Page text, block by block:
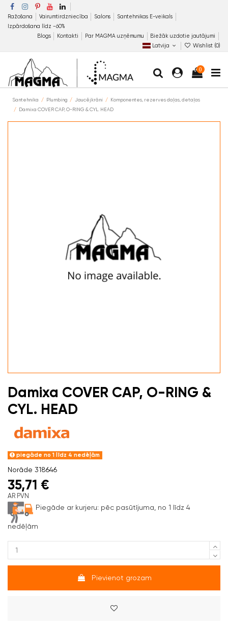
Ražošana Vairumtirdzniecība Salons
Santehnikas E-veikals
Izpārdošana līdz −60%
Blogs
Kontakti Par MAGMA uzņēmumu
Biežāk uzdotie jautājumi
Latvija
Wishlist (0)
0
Santehnika Plumbing Jaucējkrāni
Komponentes, rezerves daļas, detaļas
Damixa COVER CAP, O-RING & CYL. HEAD
Damixa COVER CAP, O-RING &
CYL. HEAD
piegāde no 1 līdz 4 nedēļām
Norāde 318646
35,71 €
AR PVN
Piegāde ar kurjeru: pēc pasūtījuma, no 1 līdz 4
nedēļām
Pievienot grozam